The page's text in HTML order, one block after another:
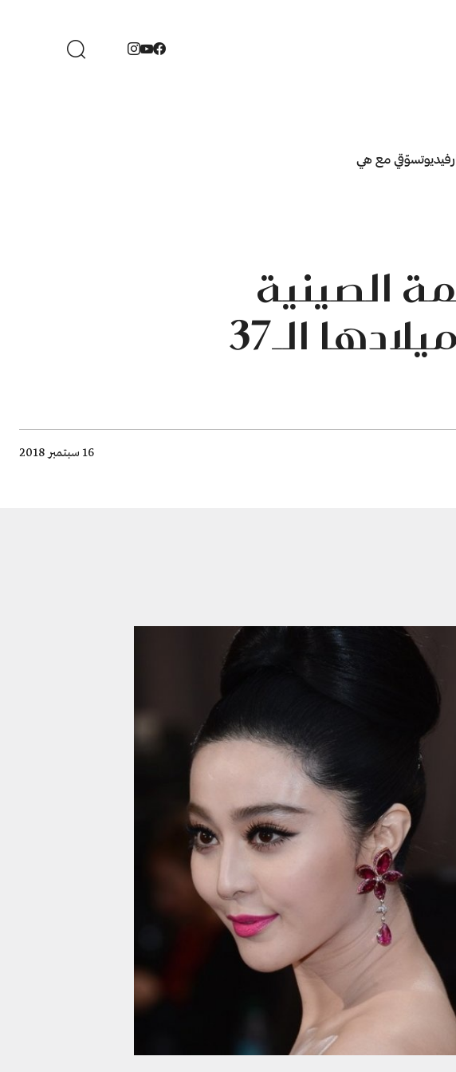
فيديوتسوّقي مع هي
الصينية
الـ37
16 سبتمبر 2018